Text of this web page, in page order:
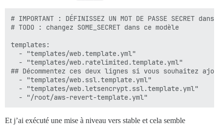
# IMPORTANT : DÉFINISSEZ UN MOT DE PASSE
# TODO : changez SOME_SECRET dans ce modèle
templates:
  - "templates/web.template.yml"
  - "templates/web.ratelimited.template.yml"
## Décommentez ces deux lignes si vous souhaitez
  - "templates/web.ssl.template.yml"
  - "templates/web.letsencrypt.ssl.template.yml"
Et j’ai exécuté une mise à niveau vers stable et cela semble